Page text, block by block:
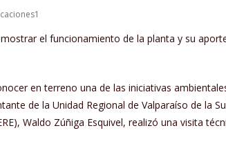
el funcionamiento de la planta y su
en terreno una de las iniciativas
de la Unidad Regional de Valparaíso de la
Waldo Zúñiga Esquivel, realizó una visita